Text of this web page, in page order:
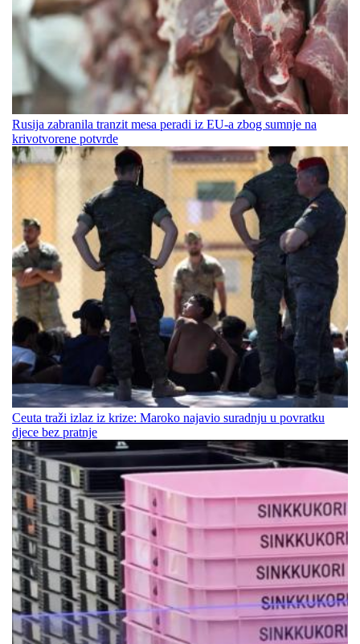
Rusija zabranila tranzit mesa peradi iz EU-a zbog sumnje na
krivotvorene potvrde
Ceuta traži izlaz iz krize: Maroko najavio suradnju u povratku
djece bez pratnje